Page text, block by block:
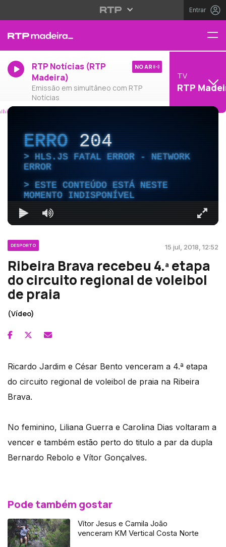
Entrar
RTP Notícias (RTP
Madeira)
Emissão em simultâneo com RTP
Notícias
NO AR
TV
RTP
ERRO204
HLS.JS FATAL ERROR - NETWORK
ERROR
ESTE CONTEÚDO ESTÁ NESTE
MOMENTO INDISPONÍVEL
DESPORTO 15 jul, 2018, 12:52
Ribeira Brava recebeu 4.ª etapa
do circuito regional de voleibol
de praia
(Vídeo)
Ricardo Jardim e César Bento venceram a 4.ª etapa
do circuito regional de voleibol de praia na Ribeira
Brava.
No feminino, Liliana Guerra e Carolina Dias voltaram a
vencer e também estão perto do titulo a par da dupla
Bernardo Rebolo e Vítor Gonçalves.
Pode também gostar
Vítor Jesus e Camila João
venceram KM Vertical Costa Norte